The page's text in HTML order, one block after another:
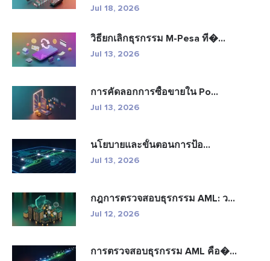
Jul 18, 2026
วิธียกเลิกธุรกรรม M-Pesa ที�...
Jul 13, 2026
การคัดลอกการซื้อขายใน Po...
Jul 13, 2026
นโยบายและขั้นตอนการป้อ...
Jul 13, 2026
กฎการตรวจสอบธุรกรรม AML: ว...
Jul 12, 2026
การตรวจสอบธุรกรรม AML คือ�...